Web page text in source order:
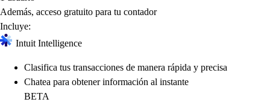
Además, acceso gratuito para tu contador
Incluye:
Intuit Intelligence
Clasifica tus transacciones de manera rápida y precisa
Chatea para obtener información al instante
BETA